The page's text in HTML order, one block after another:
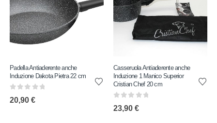
Padella Antiaderente anche
Induzione Dakota Pietra 22 cm
20,90 €
Casseruola Antiaderente anche
Induzione 1 Manico Superior
Cristian Chef 20 cm
23,90 €